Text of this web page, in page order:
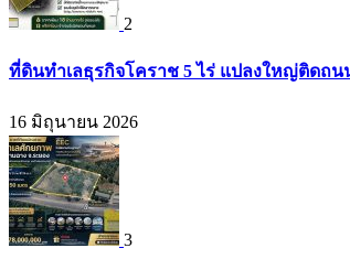
2
ที่ดินทำเลธุรกิจโคราช 5 ไร่ แปลงใหญ่ติดถน
16 มิถุนายน 2026
3